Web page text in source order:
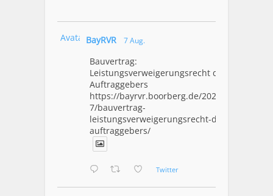
Avatar BayRVR 7 Aug.
Bauvertrag:
Leistungsverweigerungsrecht des
Auftraggebers
https://bayrvr.boorberg.de/2026/08/0
7/bauvertrag-
leistungsverweigerungsrecht-des-
auftraggebers/
Twitter